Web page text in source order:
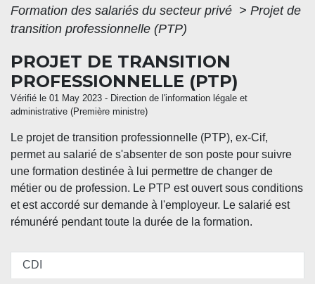
Formation des salariés du secteur privé > Projet de
transition professionnelle (PTP)
PROJET DE TRANSITION
PROFESSIONNELLE (PTP)
Vérifié le 01 May 2023 - Direction de l'information légale et
administrative (Première ministre)
Le projet de transition professionnelle (PTP), ex-Cif,
permet au salarié de s'absenter de son poste pour suivre
une formation destinée à lui permettre de changer de
métier ou de profession. Le PTP est ouvert sous conditions
et est accordé sur demande à l'employeur. Le salarié est
rémunéré pendant toute la durée de la formation.
CDI